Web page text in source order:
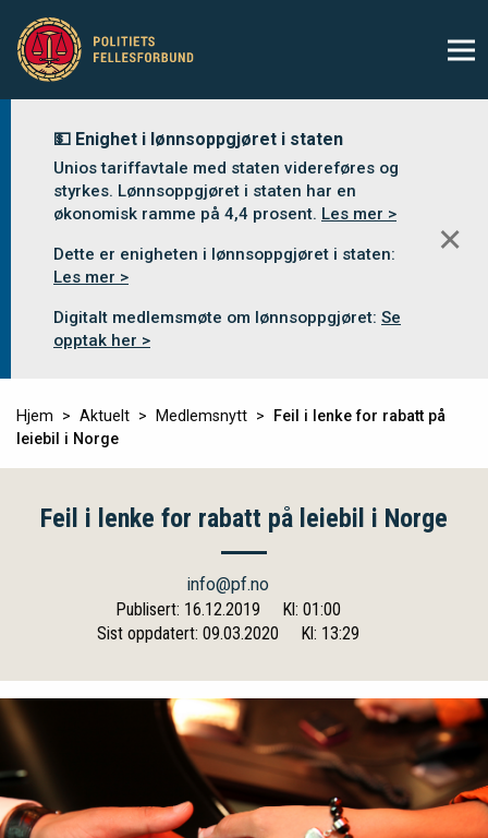
💵 Enighet i lønnsoppgjøret i staten
Unios tariffavtale med staten videreføres og
styrkes. Lønnsoppgjøret i staten har en
økonomisk ramme på 4,4 prosent. Les mer >
Dette er enigheten i lønnsoppgjøret i staten:
Les mer >
Digitalt medlemsmøte om lønnsoppgjøret: Se
opptak her >
✕
Hjem Aktuelt Medlemsnytt
Feil i lenke for rabatt på
leiebil i Norge
Feil i lenke for rabatt på leiebil i Norge
info@pf.no
Publisert: 16.12.2019
Kl: 01:00
Sist oppdatert: 09.03.2020
Kl: 13:29